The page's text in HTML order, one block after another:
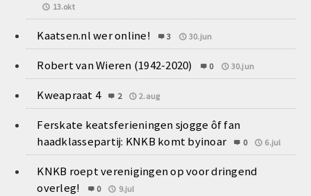
13.okt
Kaatsen.nl wer online! 3 30.jun
Robert van Wieren (1942-2020) 0 30.jun
Kweapraat 4 2 2.aug
Ferskate keatsferieningen sjogge ôf fan
haadklassepartij: KNKB komt byinoar
0 6.jul
KNKB roept verenigingen op voor dringend
overleg!
0 9.jul